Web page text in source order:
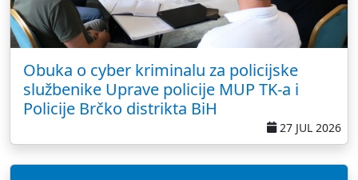
Obuka o cyber kriminalu za policijske
službenike Uprave policije MUP TK-a i
Policije Brčko distrikta BiH
27 JUL 2026